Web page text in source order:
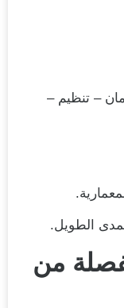
– تنظيم –
الطويل.
من